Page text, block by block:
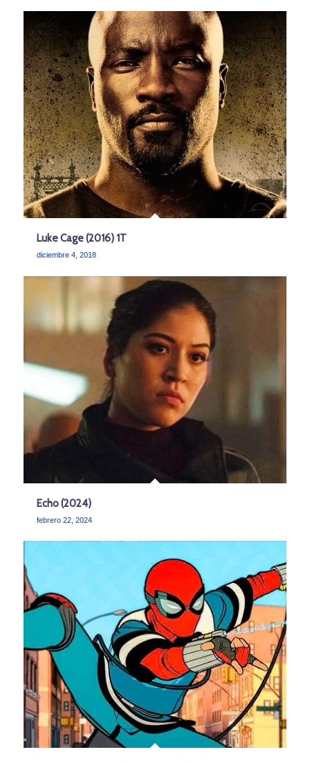
Luke Cage (2016) 1T
diciembre 4, 2018
Echo (2024)
febrero 22, 2024